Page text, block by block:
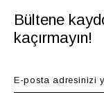
Bültene
kaçırmayın!